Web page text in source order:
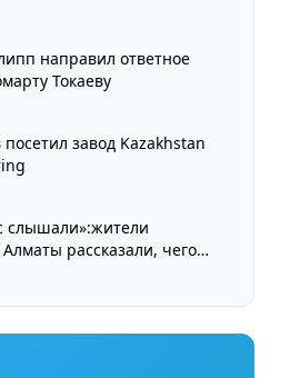
направил ответное
Токаеву
завод Kazakhstan
слышали»:жители
рассказали, чего
Курултая